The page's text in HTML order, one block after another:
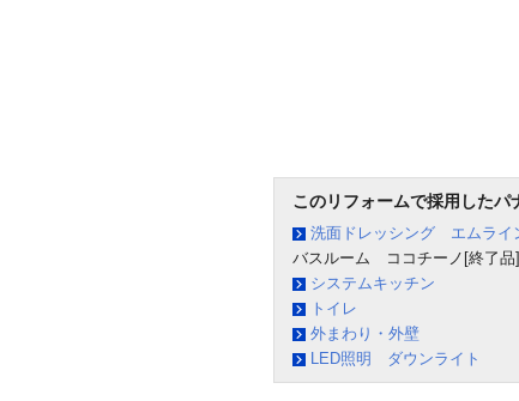
このリフォームで採用したパ
洗面ドレッシング エムライ
バスルーム ココチーノ[終了品]
システムキッチン
トイレ
外まわり・外壁
LED照明 ダウンライト